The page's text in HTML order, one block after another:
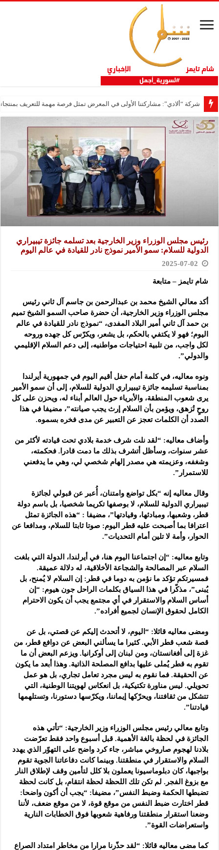
شركة “ألادي”: مشاركتنا الأولى في المعرض تمثل فرصة مهمة للتعريف
رئيس مجلس الوزراء وزير الخارجية بعد تسلمه جائزة تيبيراري
الدولية للسلام: سمو الأمير نموذج نادر للقيادة في عالم اليوم
2025-07-02
شام تايمز – متابعة
أكد معالي الشيخ محمد بن عبدالرحمن بن جاسم آل ثاني رئيس
مجلس الوزراء وزير الخارجية، أن حضرة صاحب السمو الشيخ تميم
بن حمد آل ثاني أمير البلاد المفدى، “نموذج نادر للقيادة في عالم
اليوم؛ فهو لا يكتفي بالحكم، بل يشعر، ويكرّس كل جهده وروحه
لكل واجب، من تلبية احتياجات مواطنيه، إلى دعم السلام الإقليمي
والدولي”.
ونوه معاليه، في كلمة أمام حفل أقيم اليوم في جمهورية أيرلندا
بمناسبة تسليمه جائزة تيبيراري الدولية للسلام، إلى أن سمو الأمير
يرى شعوب المنطقة، والأبرياء حول العالم أبناء له، ويحزن على كل
روحٍ تُزهق، ويؤمن بأن السلام إرث يجب صيانته”، مضيفا في هذا
الصدد أن الكلمات تعجز عن التعبير عن مدى فخره بسموه.
وأضاف معاليه: “لقد نلت شرف خدمة بلادي تحت قيادته لأكثر من
عشر سنوات، وسأظل أتشرف بذلك ما دمت قادرا. فحكمته،
وشغفه، وعزيمته هي مصدر إلهام شخصي لي، وهي ما يدفعني
للاستمرار”.
وقال معاليه إنه “بكل تواضع وامتنان، أُعبر عن قبولي لجائزة
تيبيراري الدولية للسلام، لا بوصفها تكريما شخصيا، بل باسم دولة
قطر، وشعبها، ومبادئها، وقيادتها”، مضيفا : “هذه الجائزة تمثل
اعترافا بما أصبحت عليه قطر اليوم: صوتا ثابتا للسلام، ومدافعا عن
الحوار، وأمة لا تلين أمام التحديات”.
وتابع معاليه: “إن اجتماعنا اليوم هنا، في أيرلندا، الدولة التي بلغت
السلام عبر المصالحة والشجاعة الأخلاقية، له دلالة عميقة.
فمسيرتكم تؤكد ما نؤمن به دوما في قطر: إن السلام لا يُمنح، بل
يُبنى”، مذكّرا في هذا السياق بكلمات الراحل جون هيوم: “إن
أساس السلام والاستقرار في أي مجتمع يجب أن يكون الاحترام
الكامل لحقوق الإنسان لجميع أفراده”.
ومضى معاليه قائلا: “اليوم، لا أتحدث إليكم عن قصتي، بل عن
قصة شعب قطر الأبي. كثيرا ما يسألني البعض عن دوافع قطر، من
غزة إلى أفغانستان، ومن لبنان إلى أوكرانيا. ويزعم البعض أن ما
تقوم به قطر يُملى عليها بدافع المصلحة الذاتية. وهذا أبعد ما يكون
عن الحقيقة. فما نقوم به ليس مجرد تعامل تجاري، بل هو عمل
تحويلي. ليس مناورة تكتيكية، بل انعكاس لهويتنا الوطنية، التي
تتشكل من ثقافتنا، ويحرّكها إيماننا، ويكرّسها دستورنا، وتستلهمها
قيادتنا”.
وتابع معالي رئيس مجلس الوزراء وزير الخارجية: “تأتي هذه
الجائزة في لحظة بالغة الأهمية. قبل أسبوع واحد فقط تعرّضت
بلادنا لهجوم صاروخي مباشر، جاء كرد واضح على التهوّر الذي يهدد
السلام والاستقرار في منطقتنا. وبينما كانت دفاعاتنا الجوية تقوم
بواجبها، كان دبلوماسيونا يعملون بلا كلل لتأمين وقف لإطلاق النار
مع بزوغ الفجر. لم تكن تلك اللحظة لحظة انتقام، بل كانت لحظة
تضبطها الحكمة وضبط النفس”، مضيفا: “يجب أن أكون واضحا:
قطر اختارت ضبط النفس من موقع قوة، لا من موقع ضعف، لأننا
وضعنا استقرار منطقتنا ورفاهية شعوبها فوق الخطابات النارية
واستعراضات القوة”.
كما مضى معاليه قائلا: “لقد حذّرنا مرارا من مخاطر امتداد الصراع